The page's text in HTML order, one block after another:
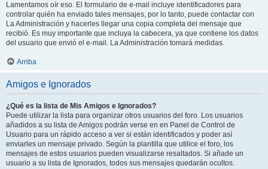
Lamentamos oír eso. El formulario de e-mail incluye identificadores para
controlar quién ha enviado tales mensajes, por lo tanto, puede contactar con
La Administración y hacerles llegar una copia completa del mensaje que
recibió. Es muy importante que incluya la cabecera, ya que contiene los datos
del usuario que envió el e-mail. La Administración tomará medidas.
Arriba
Amigos e Ignorados
¿Qué es la lista de Mis Amigos e Ignorados?
Puede utilizar la lista para organizar otros usuarios del foro. Los usuarios
añadidos a su lista de Amigos podrán verse en en Panel de Control de
Usuario para un rápido acceso a ver si están identificados y poder así
enviarles un mensaje privado. Según la plantilla que utilice el foro, los
mensajes de estos usuarios pueden visualizarse resaltados. Si añade un
usuario a su lista de Ignorados, todos sus mensajes quedarán ocultos.